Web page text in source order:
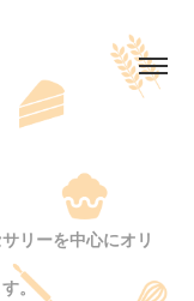
リーを中心にオリ
。